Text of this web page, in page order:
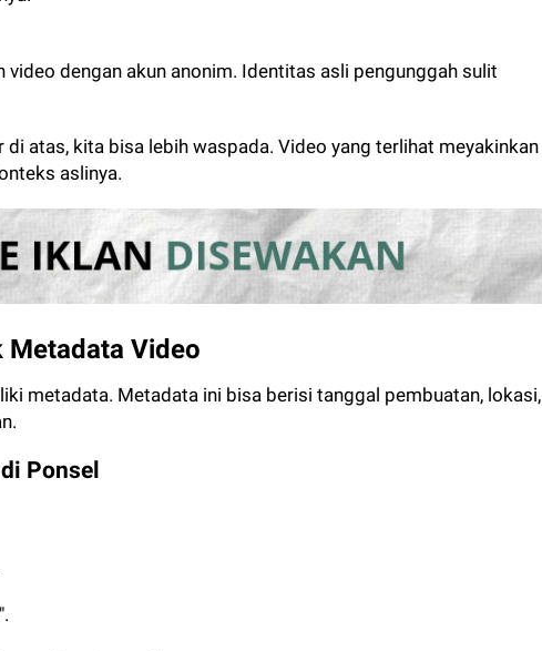
video dengan akun anonim. Identitas asli pengunggah sulit
atas, kita bisa lebih waspada. Video yang terlihat meyakinkan
aslinya.
Metadata Video
metadata. Metadata ini bisa berisi tanggal pembuatan, lokasi,
Ponsel